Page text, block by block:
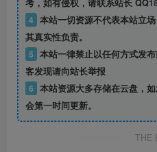
4 本站一切资源不代表本站立
其真实性负责。
5 本站一律禁止以任何方式发
客发现请向站长举报
6 本站资源大多存储在云盘，
会第一时间更新。
THE